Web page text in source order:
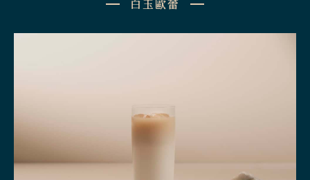
白玉歐蕾